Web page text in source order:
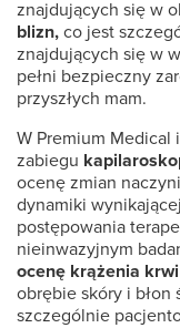
znajdujących się w
blizn, co jest
znajdujących się w
pełni bezpieczny
przyszłych mam.
W Premium
zabiegu
ocenę zmian
dynamiki
postępowania
nieinwazyjnym
ocenę krążenia
obrębie skóry i
szczególnie